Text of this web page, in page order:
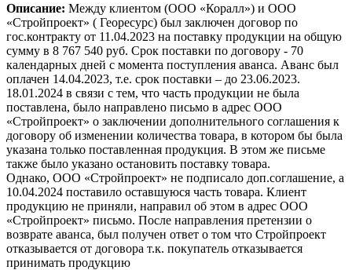
Описание: Между клиентом (ООО «Коралл») и ООО
«Стройпроект» ( Георесурс) был заключен договор по
гос.контракту от 11.04.2023 на поставку продукции на общую
сумму в 8 767 540 руб. Срок поставки по договору - 70
календарных дней с момента поступления аванса. Аванс был
оплачен 14.04.2023, т.е. срок поставки – до 23.06.2023.
18.01.2024 в связи с тем, что часть продукции не была
поставлена, было направлено письмо в адрес ООО
«Стройпроект» о заключении дополнительного соглашения к
договору об изменении количества товара, в котором бы была
указана только поставленная продукция. В этом же письме
также было указано остановить поставку товара.
Однако, ООО «Стройпроект» не подписало доп.соглашение, а
10.04.2024 поставило оставшуюся часть товара. Клиент
продукцию не приняли, направил об этом в адрес ООО
«Стройпроект» письмо. После направления претензии о
возврате аванса, был получен ответ о том что Стройпроект
отказывается от договора т.к. покупатель отказывается
принимать продукцию